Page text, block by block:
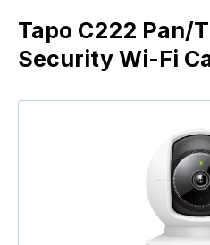
Tapo C222 Pan/
Security Wi-Fi